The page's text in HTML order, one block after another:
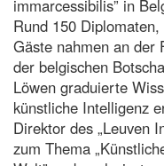
immarcessibilis” in
Rund 150
Gäste nahmen an der
der belgischen
Löwen graduierte
künstliche Intelligenz
Direktor des „Leuven
zum Thema